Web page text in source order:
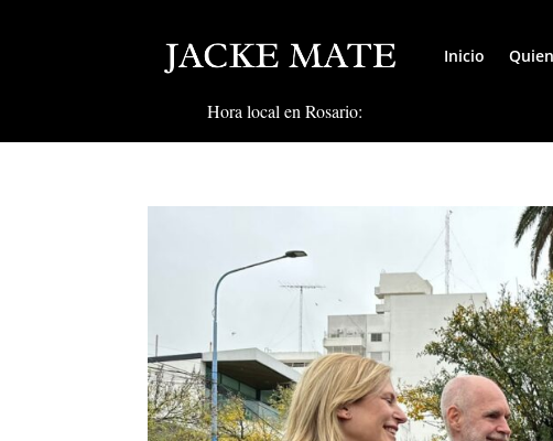
Inicio
Hora local en Rosario: